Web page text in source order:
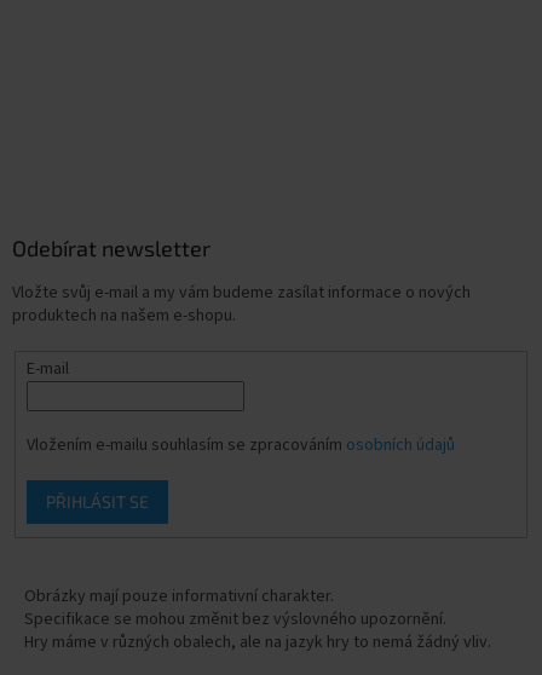
Odebírat newsletter
Vložte svůj e-mail a my vám budeme zasílat informace o nových
produktech na našem e-shopu.
E-mail
Vložením e-mailu souhlasím se zpracováním osobních údajů
PŘIHLÁSIT SE
Obrázky mají pouze informativní charakter.
Specifikace se mohou změnit bez výslovného upozornění.
Hry máme v různých obalech, ale na jazyk hry to nemá žádný vliv.